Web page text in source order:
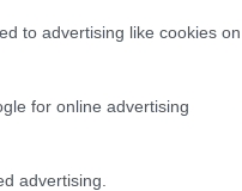
to advertising like cookies on
for online advertising
advertising.
e migliorano
143 milioni di
casi senza
canale vocale.